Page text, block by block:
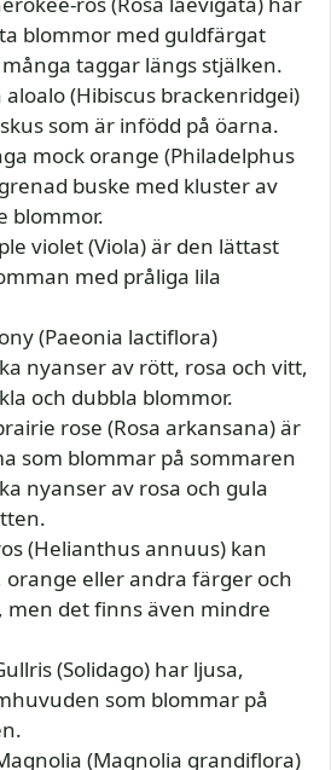
blommor med guldfärgat
taggar längs stjälken.
aloalo (Hibiscus brackenridgei)
som är infödd på öarna.
mock orange (Philadelphus
buske med kluster av
blommor.
violet (Viola) är den lättast
med pråliga lila
(Paeonia lactiflora)
nyanser av rött, rosa och vitt,
och dubbla blommor.
rose (Rosa arkansana) är
som blommar på sommaren
nyanser av rosa och gula
(Helianthus annuus) kan
orange eller andra färger och
men det finns även mindre
(Solidago) har ljusa,
som blommar på
(Magnolia grandiflora)